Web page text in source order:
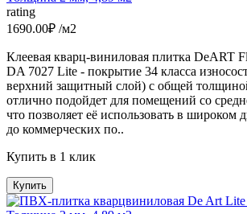
rating
1690.00₽ /м2
Клеевая кварц-виниловая плитка DeART
DA 7027 Lite - покрытие 34 класса
верхний защитный слой) с общей
отлично подойдет для помещений со
что позволяет её использовать в широком
до коммерческих по..
Купить в 1 клик
Купить